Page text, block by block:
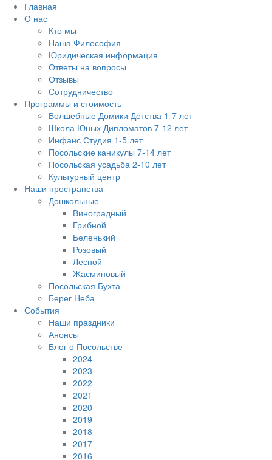
Главная
О нас
Кто мы
Наша Философия
Юридическая информация
Ответы на вопросы
Отзывы
Сотрудничество
Программы и стоимость
Волшебные Домики Детства 1-7 лет
Школа Юных Дипломатов 7-12 лет
Инфанс Студия 1-5 лет
Посольские каникулы 7-14 лет
Посольская усадьба 2-10 лет
Культурный центр
Наши пространства
Дошкольные
Виноградный
Грибной
Беленький
Розовый
Лесной
Жасминовый
Посольская Бухта
Берег Неба
События
Наши праздники
Анонсы
Блог о Посольстве
2024
2023
2022
2021
2020
2019
2018
2017
2016